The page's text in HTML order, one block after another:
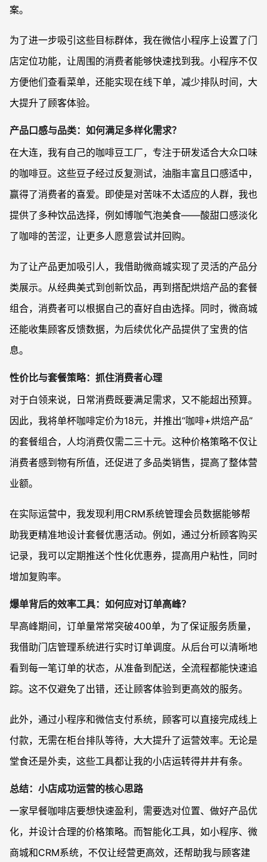
案。
为了进一步吸引这些目标群体，我在微信小程序上设置了门
店定位功能，让周围的消费者能够快速找到我。小程序不仅
方便他们查看菜单，还能实现在线下单，减少排队时间，大
大提升了顾客体验。
产品口感与品类：如何满足多样化需求？
在大连，我有自己的咖啡豆工厂，专注于研发适合大众口味
的咖啡豆。这些豆子经过反复测试，油脂丰富且口感适中，
赢得了消费者的喜爱。即使是对苦味不太适应的人群，我也
提供了多种饮品选择，例如博咖气泡美食——酸甜口感淡化
了咖啡的苦涩，让更多人愿意尝试并回购。
为了让产品更加吸引人，我借助微商城实现了灵活的产品分
类展示。从经典美式到创新饮品，再到搭配烘焙产品的套餐
组合，消费者可以根据自己的喜好自由选择。同时，微商城
还能收集顾客反馈数据，为后续优化产品提供了宝贵的信
息。
性价比与套餐策略：抓住消费者心理
对于白领来说，日常消费既要满足需求，又不能超出预算。
因此，我将单杯咖啡定价为18元，并推出“咖啡+烘焙产品”
的套餐组合，人均消费仅需二三十元。这种价格策略不仅让
消费者感到物有所值，还促进了多品类销售，提高了整体营
业额。
在实际运营中，我发现利用CRM系统管理会员数据能够帮
助我更精准地设计套餐优惠活动。例如，通过分析顾客购买
记录，我可以定期推送个性化优惠券，提高用户粘性，同时
增加复购率。
爆单背后的效率工具：如何应对订单高峰？
早高峰期间，订单量常常突破400单，为了保证服务质量，
我借助门店管理系统进行实时订单调度。从后台可以清晰地
看到每一笔订单的状态，从准备到配送，全流程都能快速追
踪。这不仅避免了出错，还让顾客体验到更高效的服务。
此外，通过小程序和微信支付系统，顾客可以直接完成线上
付款，无需在柜台排队等待，大大提升了运营效率。无论是
堂食还是外卖，这些工具都让我的小店运转得井井有条。
总结：小店成功运营的核心思路
一家早餐咖啡店要想快速盈利，需要选对位置、做好产品优
化，并设计合理的价格策略。而智能化工具，如小程序、微
商城和CRM系统，不仅让经营更高效，还帮助我与顾客建